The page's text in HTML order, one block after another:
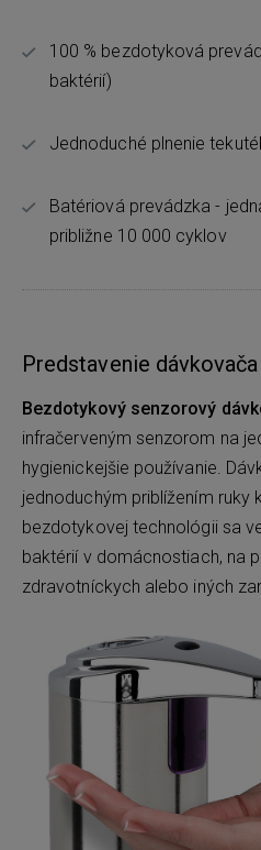
100 % bezdotyková
baktérií)
Jednoduché plnenie
Batériová prevádzka -
približne 10 000 cyklov
Predstavenie
Bezdotykový senzorový
infračerveným senzorom na
hygienickejšie používanie.
jednoduchým priblížením ruky
bezdotykovej technológii sa
baktérií v domácnostiach, na
zdravotníckych alebo iných